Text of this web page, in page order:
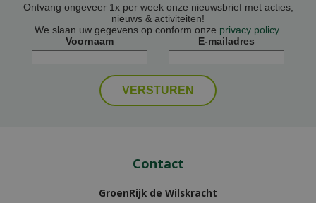
Ontvang ongeveer 1x per week onze nieuwsbrief met acties,
nieuws & activiteiten!
We slaan uw gegevens op conform onze privacy policy.
Voornaam
E-mailadres
Contact
GroenRijk de Wilskracht